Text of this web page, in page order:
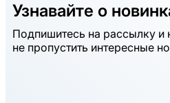
Узнавайте о
Подпишитесь на рассылку и
не пропустить интересные